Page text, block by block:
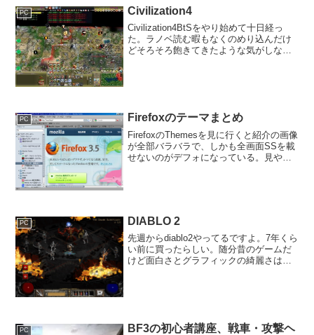
PC Civilization4
Civilization4BtSをやり始めて十日経っ
た。ラノベ読む暇もなくのめり込んだけ
どそろそろ飽きてきたような気がしない
PC Firefoxのテーマまとめ
FirefoxのThemesを見に行くと紹介の画像
が全部バラバラで、しかも全画面SSを載
せないのがデフォになっている。見やす
PC DIABLO 2
先週からdiablo2やってるですよ。7年くら
い前に買ったらしい。随分昔のゲームだ
けど面白さとグラフィックの綺麗さは健
PC
BF3の初心者講座、戦車・攻撃ヘ